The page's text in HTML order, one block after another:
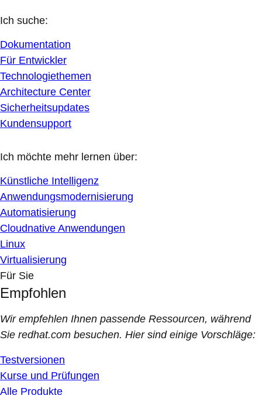
Ich suche:
Dokumentation
Für Entwickler
Technologiethemen
Architecture Center
Sicherheitsupdates
Kundensupport
Ich möchte mehr lernen über:
Künstliche Intelligenz
Anwendungsmodernisierung
Automatisierung
Cloudnative Anwendungen
Linux
Virtualisierung
Für Sie
Empfohlen
Wir empfehlen Ihnen passende Ressourcen, während
Sie redhat.com besuchen. Hier sind einige Vorschläge:
Testversionen
Kurse und Prüfungen
Alle Produkte